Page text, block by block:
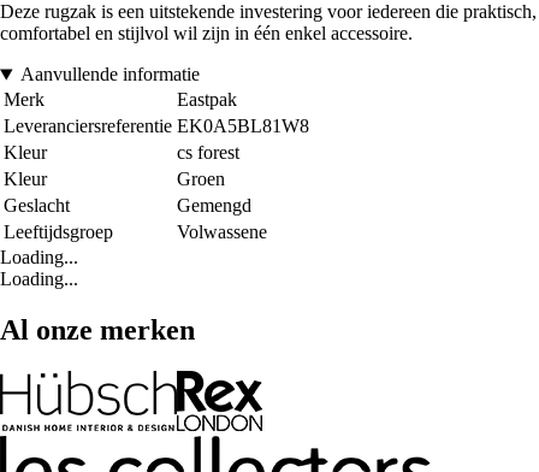
Deze rugzak is een uitstekende investering voor iedereen die praktisch,
comfortabel en stijlvol wil zijn in één enkel accessoire.
Aanvullende informatie
Merk
Eastpak
Leveranciersreferentie EK0A5BL81W8
Kleur
cs forest
Kleur
Groen
Geslacht
Gemengd
Leeftijdsgroep
Volwassene
Loading...
Loading...
Al onze merken